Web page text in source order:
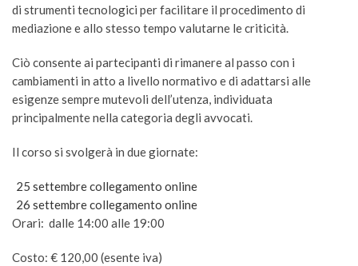
di strumenti tecnologici per facilitare il procedimento di
mediazione e allo stesso tempo valutarne le criticità.
Ciò consente ai partecipanti di rimanere al passo con i
cambiamenti in atto a livello normativo e di adattarsi alle
esigenze sempre mutevoli dell’utenza, individuata
principalmente nella categoria degli avvocati.
Il corso si svolgerà in due giornate:
25 settembre collegamento online
26 settembre collegamento online
Orari: dalle 14:00 alle 19:00
Costo: € 120,00 (esente iva)